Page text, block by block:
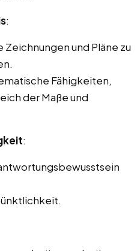
:
und Pläne zu
Fähigkeiten,
der Maße und
: